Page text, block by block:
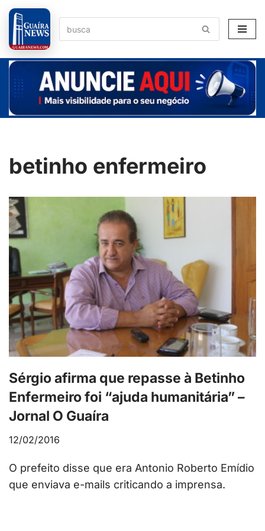
Pular
para
o
conteúdo
betinho enfermeiro
Sérgio afirma que repasse à Betinho
Enfermeiro foi “ajuda humanitária” –
Jornal O Guaíra
12/02/2016
O prefeito disse que era Antonio Roberto Emídio
que enviava e-mails criticando a imprensa.